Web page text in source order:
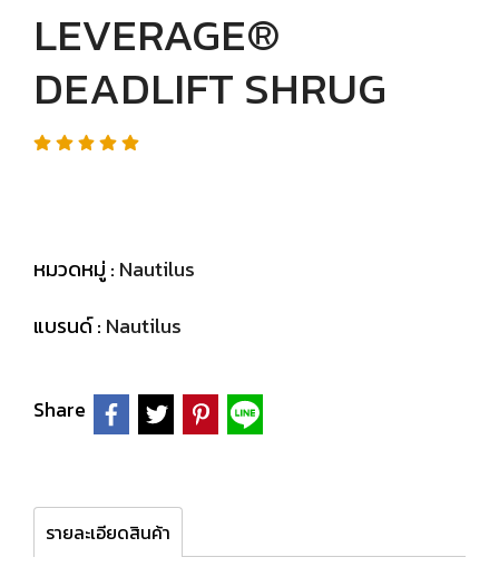
LEVERAGE®
DEADLIFT SHRUG
หมวดหมู่ : Nautilus
แบรนด์ : Nautilus
Share
รายละเอียดสินค้า